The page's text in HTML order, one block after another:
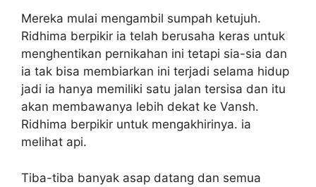
Mereka mulai mengambil sumpah ketujuh.
Ridhima berpikir ia telah berusaha keras untuk
menghentikan pernikahan ini tetapi sia-sia dan
ia tak bisa membiarkan ini terjadi selama hidup
jadi ia hanya memiliki satu jalan tersisa dan itu
akan membawanya lebih dekat ke Vansh.
Ridhima berpikir untuk mengakhirinya. ia
melihat api.
Tiba-tiba banyak asap datang dan semua